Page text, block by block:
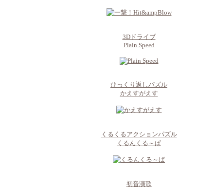
3Dドライブ
Plain Speed
ひっくり返しパズル
かえすがえす
くるくるアクションパズル
くるんくる～ぱ
初音演歌